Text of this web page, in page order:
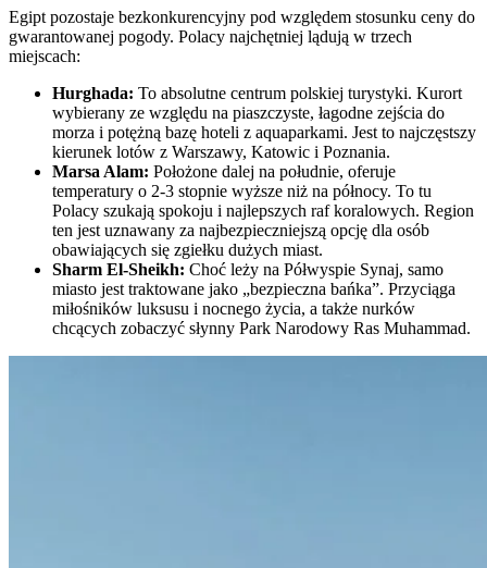
Egipt pozostaje bezkonkurencyjny pod względem stosunku ceny do
gwarantowanej pogody. Polacy najchętniej lądują w trzech
miejscach:
Hurghada: To absolutne centrum polskiej turystyki. Kurort
wybierany ze względu na piaszczyste, łagodne zejścia do
morza i potężną bazę hoteli z aquaparkami. Jest to najczęstszy
kierunek lotów z Warszawy, Katowic i Poznania.
Marsa Alam: Położone dalej na południe, oferuje
temperatury o 2-3 stopnie wyższe niż na północy. To tu
Polacy szukają spokoju i najlepszych raf koralowych. Region
ten jest uznawany za najbezpieczniejszą opcję dla osób
obawiających się zgiełku dużych miast.
Sharm El-Sheikh: Choć leży na Półwyspie Synaj, samo
miasto jest traktowane jako „bezpieczna bańka”. Przyciąga
miłośników luksusu i nocnego życia, a także nurków
chcących zobaczyć słynny Park Narodowy Ras Muhammad.